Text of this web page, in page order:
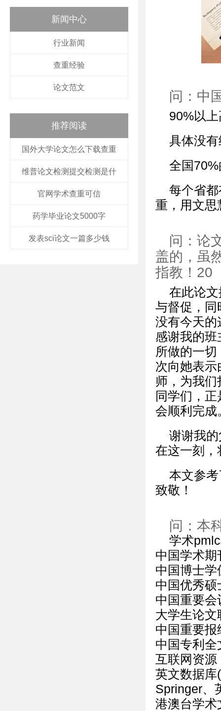
新闻中心
行业新闻
查重经验
论文范文
推荐阅读
国外大学论文怎么下载查重
维普论文检测提交检测是什
官网学术查重可信
药学毕业论文5000字
发表sci论文一篇多少钱
问：中
90%以
具体没
全国
每个省
重，用文思
问：论
盖的，虽
指教！20
在此论
与督促，同
没有今天的
感谢我的
所做的一
次向她表
师，为我
同学们，
会顺利完成
谢谢我
在这一刻，
本文参
致敬！
问：本
学术
中国学术
中国博士
中国优秀
中国重要
大学生论
中国重要
中国专利全
互联网资源
英文数据库
Springer、
港澳台学术